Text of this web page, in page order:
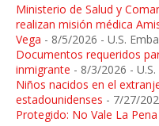
Ministerio de Salud y
realizan misión médica
Vega - 8/5/2026 - U.S.
Documentos requeridos
inmigrante - 8/3/2026 -
Niños nacidos en el
estadounidenses - 7/27/
Protegido: No Vale La Pena